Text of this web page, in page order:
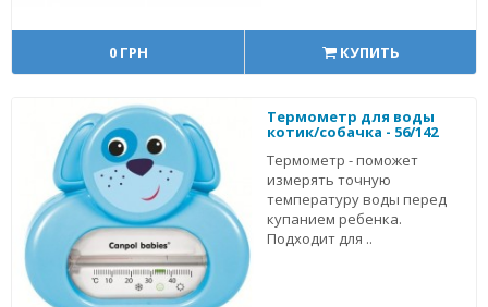
0 ГРН КУПИТЬ
Термометр для воды
котик/собачка - 56/142
Термометр - поможет
измерять точную
температуру воды перед
купанием ребенка.
Подходит для ..